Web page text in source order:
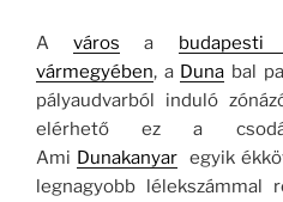
Aváros a budapesti
vármegyében, a Duna bal
pályaudvarból induló
elérhető ez a
Ami Dunakanyar egyik
legnagyobb lélekszámmal